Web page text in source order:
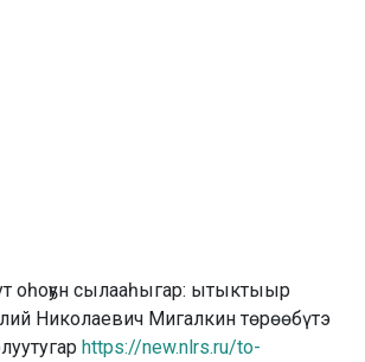
оһоҕун сылааһыгар: ытыктыыр
Николаевич Мигалкин төрөөбүтэ
https://new.nlrs.ru/to-